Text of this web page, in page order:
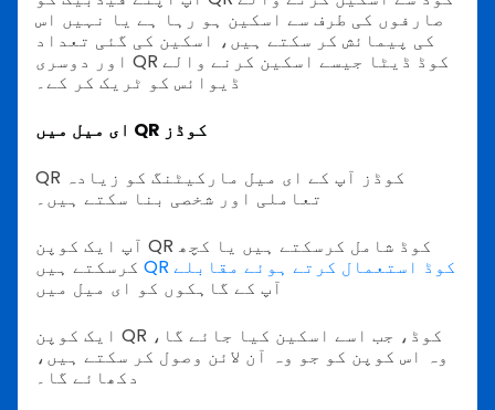
صارفوں کی طرف سے اسکین ہو رہا ہے یا نہیں اس
کی پیمائش کر سکتے ہیں، اسکین کی گئی تعداد
اور دوسری QR کوڈ ڈیٹا جیسے اسکین کرنے والے
ڈیوائس کو ٹریک کر کے۔
ای میل میں QR کوڈز
QR کوڈز آپ کے ای میل مارکیٹنگ کو زیادہ
تعاملی اور شخصی بنا سکتے ہیں۔
آپ ایک کوپن QR کوڈ شامل کرسکتے ہیں یا کچھ
QR کوڈ استعمال کرتے ہوئے مقابلے
آپ کے گاہکوں کو ای میل میں
ایک کوپن QR کوڈ، جب اسے اسکین کیا جائے گا،
وہ اس کوپن کو جو وہ آن لائن وصول کر سکتے ہیں،
دکھائے گا۔